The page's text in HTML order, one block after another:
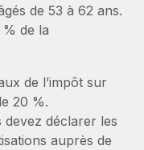
de 53 à 62 ans.
de la
de l’impôt sur
20 %.
devez déclarer les
auprès de